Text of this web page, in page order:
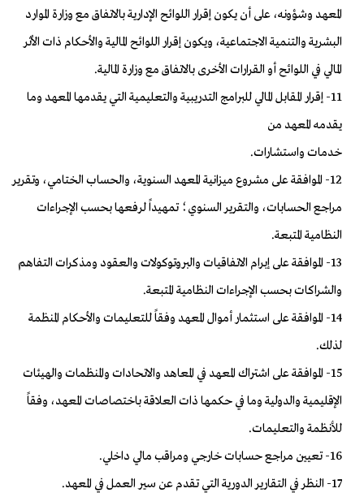
المعهد وشؤونه، على أن يكون إقرار اللوائح الإدارية بالاتفاق مع وزارة الموارد
البشرية والتنمية الاجتماعية، ويكون إقرار اللوائح المالية والأحكام ذات الأثر
المالي في اللوائح أو القرارات الأخرى بالاتفاق مع وزارة المالية.
11- إقرار المقابل المالي للبرامج التدريبية والتعليمية التي يقدمها المعهد وما
يقدمه المعهد من
خدمات واستشارات.
12- الموافقة على مشروع ميزانية المعهد السنوية، والحساب الختامي، وتقرير
مراجع الحسابات، والتقرير السنوي؛ تمهيداً لرفعها بحسب الإجراءات
النظامية المتبعة.
13- الموافقة على إبرام الاتفاقيات والبروتوكولات والعقود ومذكرات التفاهم
والشراكات بحسب الإجراءات النظامية المتبعة.
14- الموافقة على استثمار أموال المعهد وفقاً للتعليمات والأحكام المنظمة
لذلك.
15- الموافقة على اشتراك المعهد في المعاهد والاتحادات والمنظمات والهيئات
الإقليمية والدولية وما في حكمها ذات العلاقة باختصاصات المعهد، وفقاً
للأنظمة والتعليمات.
16- تعيين مراجع حسابات خارجي ومراقب مالي داخلي.
17- النظر في التقارير الدورية التي تقدم عن سير العمل في المعهد.